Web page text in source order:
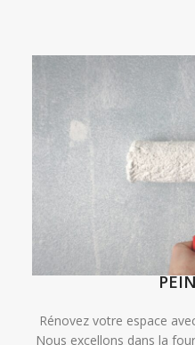
Rénovez votre espace
Nous excellons dans la